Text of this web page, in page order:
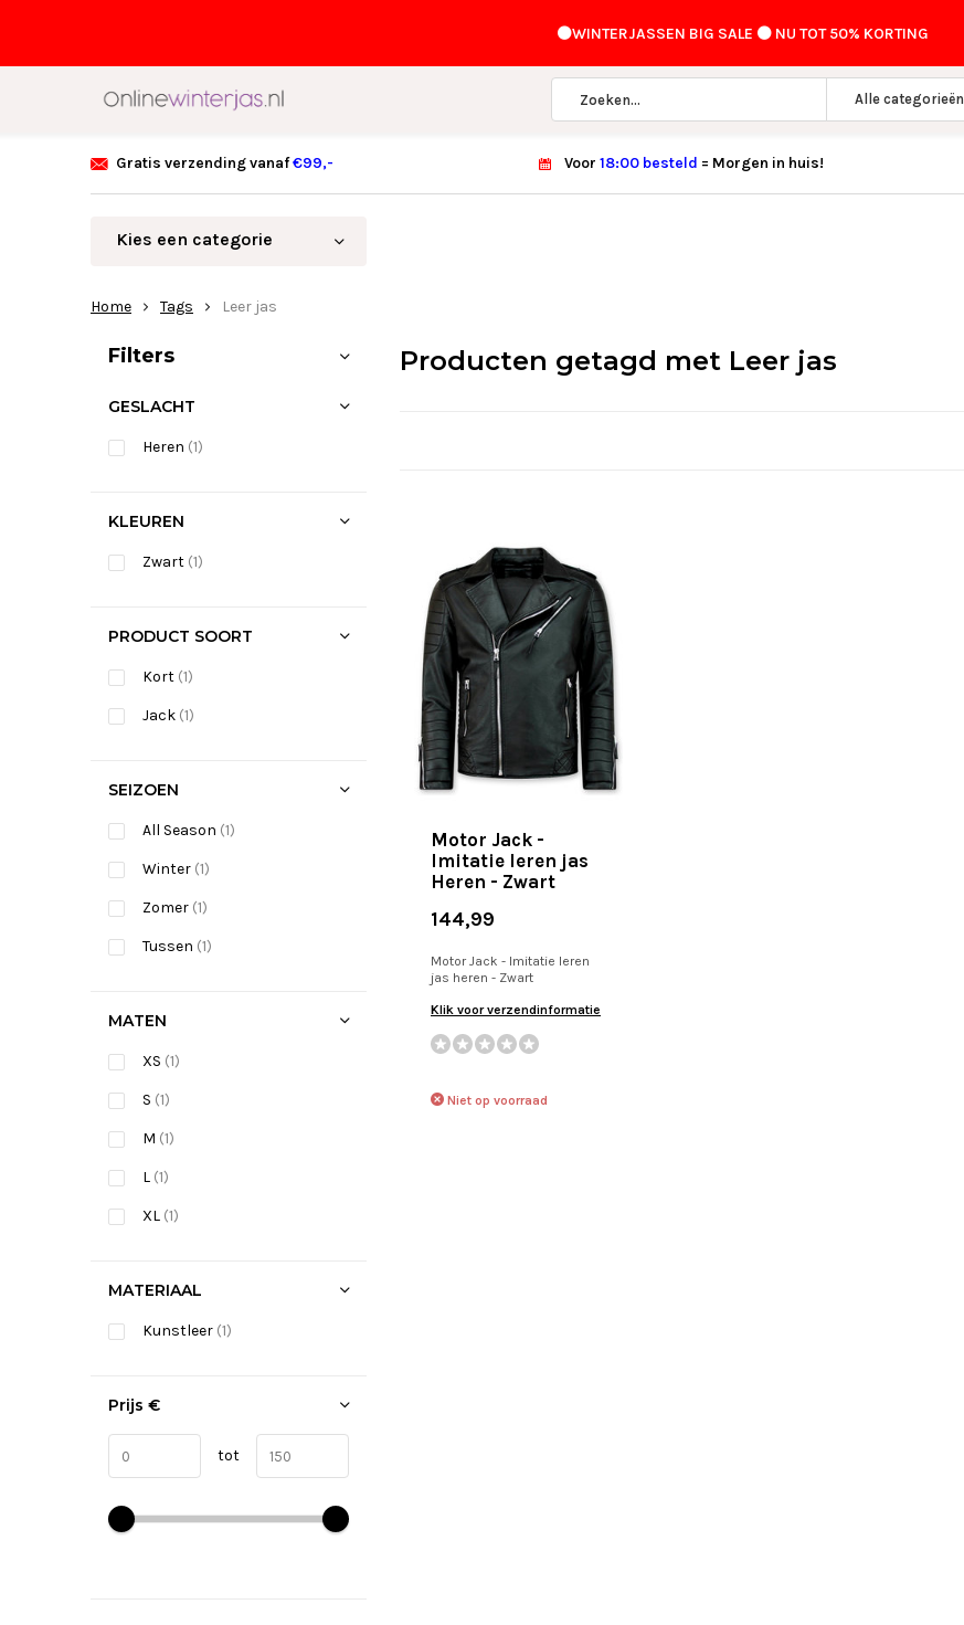
Alle categorieën
⚫️WINTERJASSEN BIG SALE ⚫️ NU TOT 50% KORTING
Gratis verzending vanaf€99,- Voor 18:00 besteld = Morgen in huis!
Kies een categorie
Home Tags Leer jas
Producten getagd met Leer jas
Motor Jack -
Imitatie leren jas
Heren - Zwart
144,99
Motor Jack - Imitatie leren
jas heren - Zwart
Klik voor verzendinformatie
Niet op voorraad
Sorteren op:
Filters
GESLACHT
Heren (1)
KLEUREN
Zwart (1)
PRODUCT SOORT
Kort (1)
Jack (1)
SEIZOEN
All Season (1)
Winter (1)
Zomer (1)
Tussen (1)
MATEN
XS (1)
S (1)
M (1)
L (1)
XL (1)
MATERIAAL
Kunstleer (1)
Prijs €
tot